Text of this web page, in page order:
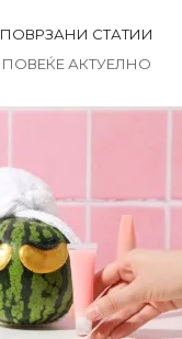
ПОВРЗАНИ СТАТИИ
ПОВЕЌЕ АКТУЕЛНО